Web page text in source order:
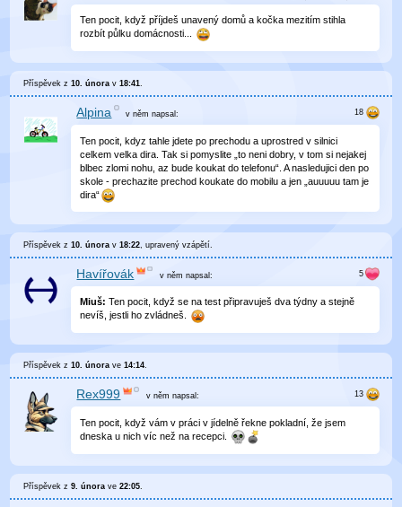
Ten pocit, když příjdeš unavený domů a kočka mezitím stihla
rozbít půlku domácnosti...
Příspěvek z10. února v18:41.
Alpina v němnapsal:
Ten pocit, kdyz tahle jdete po prechodu a uprostred v silnici
celkem velka dira. Tak si pomyslite „to neni dobry, v tom si nejakej
blbec zlomi nohu, az bude koukat do telefonu“. A nasledujici den po
skole - prechazite prechod koukate do mobilu a jen „auuuuu tam je
dira“
Příspěvek z10. února v18:22 , upravenývzápětí
Havířovák v něm napsal:
Miuš: Ten pocit, když se na test připravuješ dva týdny a stejně
nevíš, jestli ho zvládneš.
Příspěvek z10. února ve14:14.
Rex999 v něm napsal:
Ten pocit, když vám v práci v jídelně řekne pokladní, že jsem
dneska u nich víc než na recepci.
Příspěvek z9. února ve22:05.